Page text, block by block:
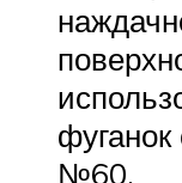
фуганок
№60.